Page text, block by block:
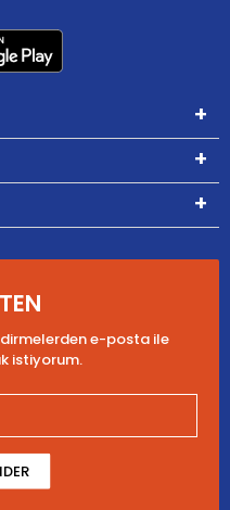
e-posta ile
istiyorum.